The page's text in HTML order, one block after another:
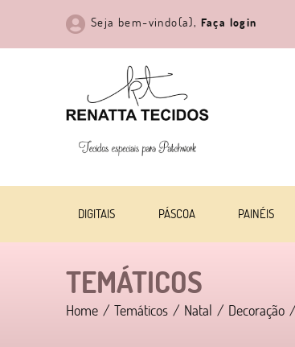
Seja bem-vindo(a), Faça login
DIGITAIS PÁSCOA PAINÉIS
TEMÁTICOS
Home Temáticos Natal Decoração